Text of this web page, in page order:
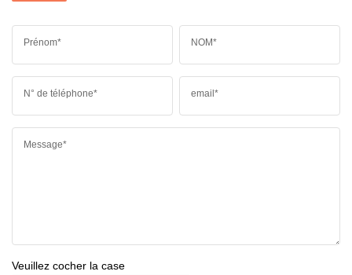
Prénom* NOM*
N° de téléphone* email*
Message*
Veuillez cocher la case